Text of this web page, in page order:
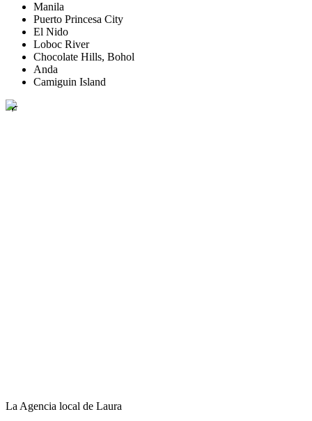
Manila
Puerto Princesa City
El Nido
Loboc River
Chocolate Hills, Bohol
Anda
Camiguin Island
La Agencia local de Laura